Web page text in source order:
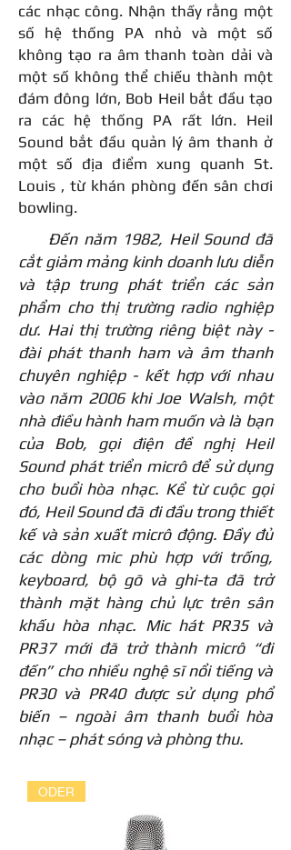
các nhạc công. Nhận thấy rằng một
số hệ thống PA nhỏ và một số
không tạo ra âm thanh toàn dải và
một số không thể chiếu thành một
đám đông lớn, Bob Heil bắt đầu tạo
ra các hệ thống PA rất lớn. Heil
Sound bắt đầu quản lý âm thanh ở
một số địa điểm xung quanh St.
Louis , từ khán phòng đến sân chơi
bowling.
Đến năm 1982, Heil Sound đã
cắt giảm mảng kinh doanh lưu diễn
và tập trung phát triển các sản
phẩm cho thị trường radio nghiệp
dư. Hai thị trường riêng biệt này -
đài phát thanh ham và âm thanh
chuyên nghiệp - kết hợp với nhau
vào năm 2006 khi Joe Walsh, một
nhà điều hành ham muốn và là bạn
của Bob, gọi điện đề nghị Heil
Sound phát triển micrô để sử dụng
cho buổi hòa nhạc. Kể từ cuộc gọi
đó, Heil Sound đã đi đầu trong thiết
kế và sản xuất micrô động. Đầy đủ
các dòng mic phù hợp với trống,
keyboard, bộ gõ và ghi-ta đã trở
thành mặt hàng chủ lực trên sân
khấu hòa nhạc. Mic hát PR35 và
PR37 mới đã trở thành micrô “đi
đến” cho nhiều nghệ sĩ nổi tiếng và
PR30 và PR40 được sử dụng phổ
biến – ngoài âm thanh buổi hòa
nhạc – phát sóng và phòng thu.
ODER